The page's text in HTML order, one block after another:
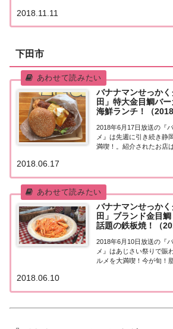
たなら食べたほうがいい
全国でバナナマン日村さ
2018.11.11
下田市
バナナマンせっか
田」特大金目鯛バ
海鮮ランチ！（
2018年6月17日放送の『
メ』は先週に引き続き静
満喫！。紹介されたお店
メは何ですか？」日本全
く...
2018.06.17
バナナマンせっか
田」ブランド金目
話題の鉄板焼！（
2018年6月10日放送の『
メ』はあじさい祭りで賑
ルメを大満喫！今が旬！
き、など紹介されたお店
2018.06.10